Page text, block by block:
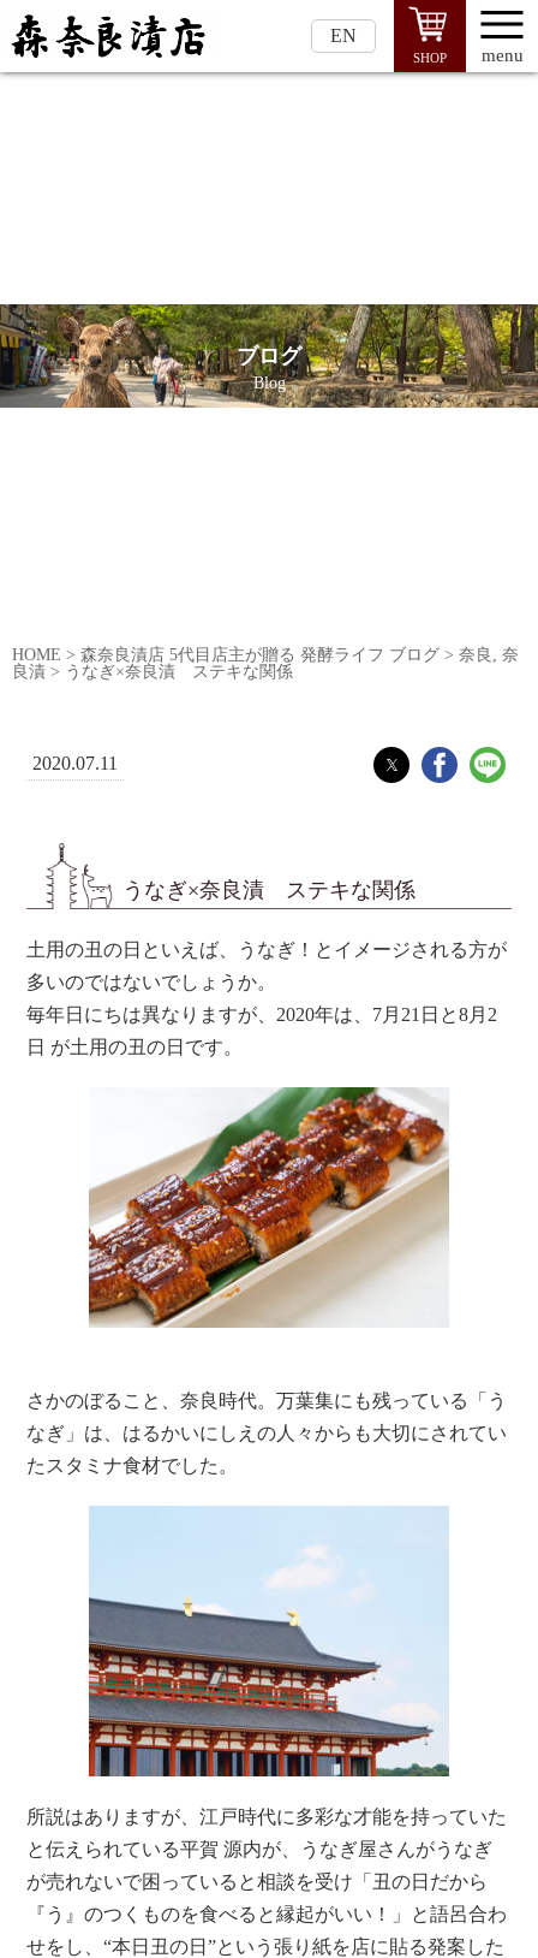
EN
SHOP menu
ブログ
Blog
HOME > 森奈良漬店 5代目店主が贈る 発酵ライフ ブログ > 奈良
奈
良漬 > うなぎ×奈良漬 ステキな関係
2020.07.11
うなぎ×奈良漬 ステキな関係
土用の丑の日といえば、うなぎ！とイメージされる方が
多いのではないでしょうか。
毎年日にちは異なりますが、2020年は、7月21日と8月2
日 が土用の丑の日です。
さかのぼること、奈良時代。万葉集にも残っている「う
なぎ」は、はるかいにしえの人々からも大切にされてい
たスタミナ食材でした。
所説はありますが、江戸時代に多彩な才能を持っていた
と伝えられている平賀 源内が、うなぎ屋さんがうなぎ
が売れないで困っていると相談を受け「丑の日だから
『う』のつくものを食べると縁起がいい！」と語呂合わ
せをし、“本日丑の日”という張り紙を店に貼る発案した